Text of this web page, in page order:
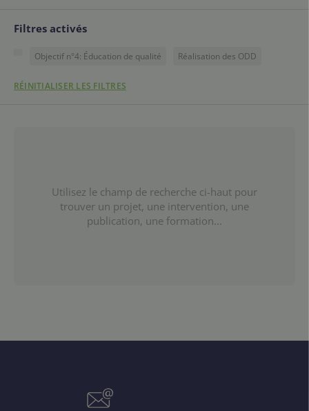
Filtres activés
Objectif n°4: Éducation de qualité Réalisation des ODD
RÉINITIALISER LES FILTRES
Utilisez le champ de recherche ci-haut pour
trouver un projet, une intervention, une
publication, une formation...